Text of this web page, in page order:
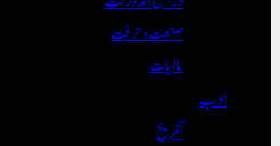
صنعت و حرفت
مالیات
ادب
تفریح